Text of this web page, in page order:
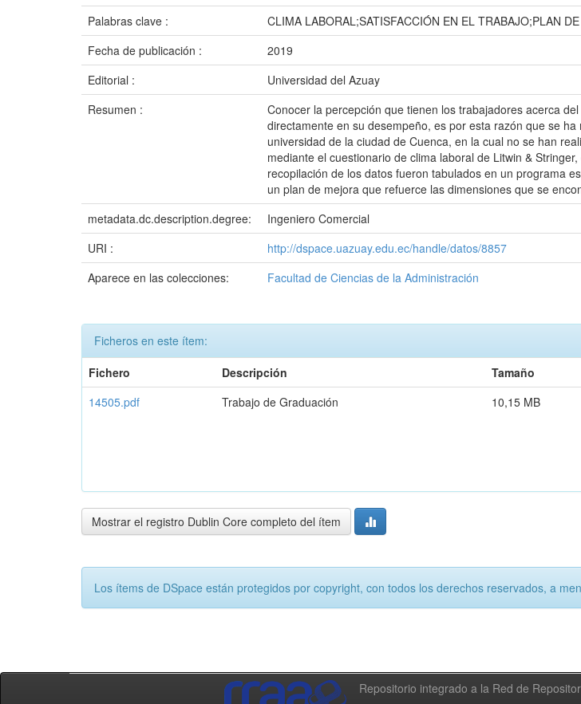
Palabras clave :
CLIMA LABORAL;SATISFACCIÓN EN EL TRABAJO;PLAN
Fecha de publicación :
2019
Editorial :
Universidad del Azuay
Resumen :
Conocer la percepción que tienen los trabajadores acerca
directamente en su desempeño, es por esta razón que se
universidad de la ciudad de Cuenca, en la cual no se han
mediante el cuestionario de clima laboral de Litwin &
recopilación de los datos fueron tabulados en un programa
un plan de mejora que refuerce las dimensiones que se
metadata.dc.description.degree:
Ingeniero Comercial
URI :
http://dspace.uazuay.edu.ec/handle/datos/8857
Aparece en las colecciones:
Facultad de Ciencias de la Administración
Ficheros en este ítem:
Fichero
Descripción Tamaño
14505.pdf
Trabajo de Graduación 10,15 MB
Mostrar el registro Dublin Core completo del ítem
Los ítems de DSpace están protegidos por copyright, con todos los derechos reservados, a
Repositorio integrado a la Red de